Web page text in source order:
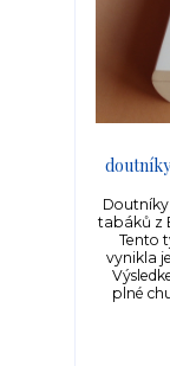
tabáků z
Tento
vynikla
plné